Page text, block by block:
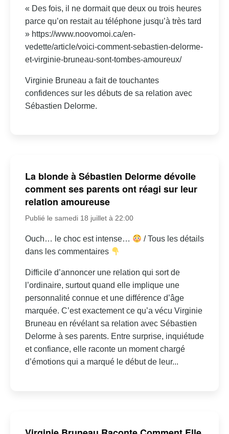
« Des fois, il ne dormait que deux ou trois heures
parce qu’on restait au téléphone jusqu’à très tard
» https://www.noovomoi.ca/en-
vedette/article/voici-comment-sebastien-delorme-
et-virginie-bruneau-sont-tombes-amoureux/
Virginie Bruneau a fait de touchantes
confidences sur les débuts de sa relation avec
Sébastien Delorme.
La blonde à Sébastien Delorme dévoile
comment ses parents ont réagi sur leur
relation amoureuse
Publié le samedi 18 juillet à 22:00
Ouch… le choc est intense…
/ Tous les détails
dans les commentaires
Difficile d’annoncer une relation qui sort de
l’ordinaire, surtout quand elle implique une
personnalité connue et une différence d’âge
marquée. C’est exactement ce qu’a vécu Virginie
Bruneau en révélant sa relation avec Sébastien
Delorme à ses parents. Entre surprise, inquiétude
et confiance, elle raconte un moment chargé
d’émotions qui a marqué le début de leur...